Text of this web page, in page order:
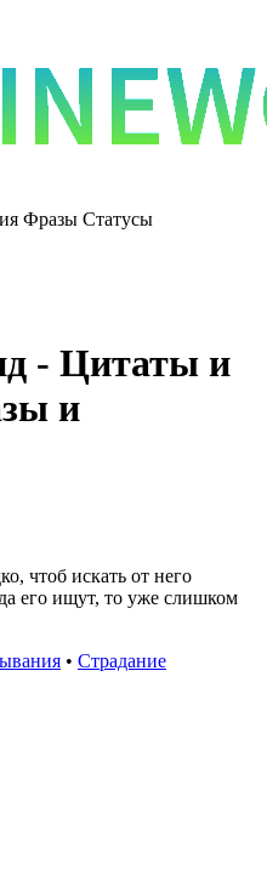
Фразы Статусы
- Цитаты и
и
чтоб искать от него
его ищут, то уже слишком
• Страдание